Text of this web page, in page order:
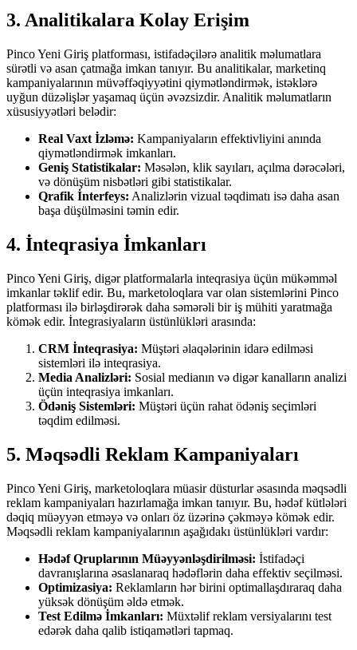
3. Analitikalara Kolay Erişim
Pinco Yeni Giriş platforması, istifadəçilərə analitik məlumatlara
sürətli və asan çatmağa imkan tanıyır. Bu analitikalar, marketinq
kampaniyalarının müvəffəqiyyətini qiymətləndirmək, istəklərə
uyğun düzəlişlər yaşamaq üçün əvəzsizdir. Analitik məlumatların
xüsusiyyətləri belədir:
Real Vaxt İzləmə: Kampaniyaların effektivliyini anında
qiymətləndirmək imkanları.
Geniş Statistikalar: Məsələn, klik sayıları, açılma dərəcələri,
və dönüşüm nisbətləri gibi statistikalar.
Qrafik İnterfeys: Analizlərin vizual təqdimatı isə daha asan
başa düşülməsini təmin edir.
4. İnteqrasiya İmkanları
Pinco Yeni Giriş, digər platformalarla inteqrasiya üçün mükəmməl
imkanlar təklif edir. Bu, marketoloqlara var olan sistemlərini Pinco
platforması ilə birləşdirərək daha səmərəli bir iş mühiti yaratmağa
kömək edir. İntegrasiyaların üstünlükləri arasında:
CRM İnteqrasiya: Müştəri əlaqələrinin idarə edilməsi
sistemləri ilə inteqrasiya.
Media Analizləri: Sosial medianın və digər kanalların analizi
üçün inteqrasiya imkanları.
Ödəniş Sistemləri: Müştəri üçün rahat ödəniş seçimləri
təqdim edilməsi.
5. Məqsədli Reklam Kampaniyaları
Pinco Yeni Giriş, marketoloqlara müasir düsturlar əsasında məqsədli
reklam kampaniyaları hazırlamağa imkan tanıyır. Bu, hədəf kütlələri
dəqiq müəyyən etməyə və onları öz üzərinə çəkməyə kömək edir.
Məqsədli reklam kampaniyalarının aşağıdakı üstünlükləri vardır:
Hədəf Qruplarının Müəyyənləşdirilməsi: İstifadəçi
davranışlarına əsaslanaraq hədəflərin daha effektiv seçilməsi.
Optimizasiya: Reklamların hər birini optimallaşdıraraq daha
yüksək dönüşüm əldə etmək.
Test Edilmə İmkanları: Müxtəlif reklam versiyalarını test
edərək daha qalib istiqamətləri tapmaq.